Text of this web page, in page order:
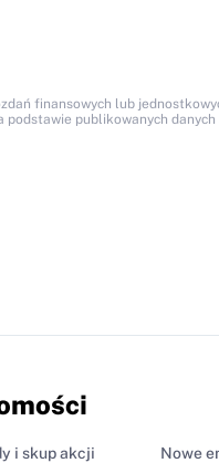
finansowych lub
publikowanych
i skup akcji
Nowe